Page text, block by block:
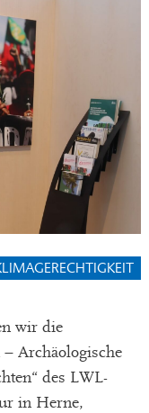
wir die
Archäologische
des LWL-
in Herne,